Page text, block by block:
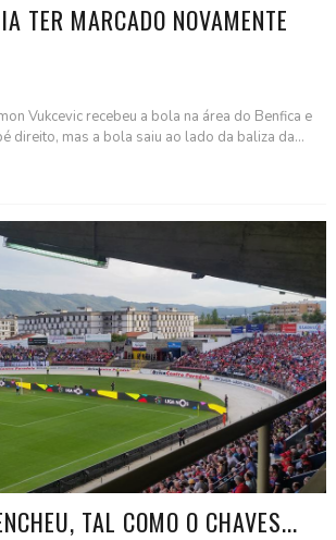
TER MARCADO NOVAMENTE
Vukcevic recebeu a bola na área do Benfica e
direito, mas a bola saiu ao lado da baliza da...
TAL COMO O CHAVES...